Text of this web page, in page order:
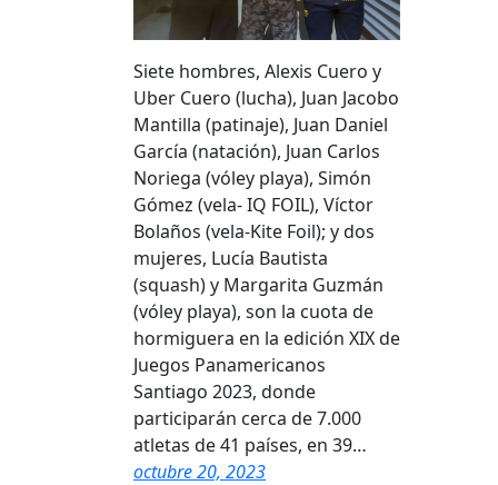
Siete hombres, Alexis Cuero y
Uber Cuero (lucha), Juan Jacobo
Mantilla (patinaje), Juan Daniel
García (natación), Juan Carlos
Noriega (vóley playa), Simón
Gómez (vela- IQ FOIL), Víctor
Bolaños (vela-Kite Foil); y dos
mujeres, Lucía Bautista
(squash) y Margarita Guzmán
(vóley playa), son la cuota de
hormiguera en la edición XIX de
Juegos Panamericanos
Santiago 2023, donde
participarán cerca de 7.000
atletas de 41 países, en 39…
octubre 20, 2023